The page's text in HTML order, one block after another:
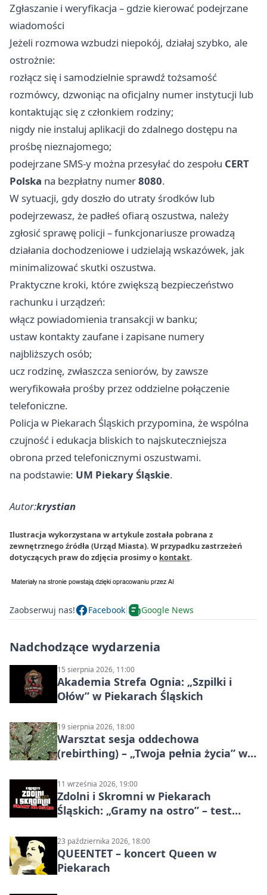
Zgłaszanie i weryfikacja – gdzie kierować podejrzane
wiadomości
Jeżeli rozmowa wzbudzi niepokój, działaj szybko, ale
ostrożnie:
rozłącz się i samodzielnie sprawdź tożsamość
rozmówcy, dzwoniąc na oficjalny numer instytucji lub
kontaktując się z członkiem rodziny;
nigdy nie instaluj aplikacji do zdalnego dostępu na
prośbę nieznajomego;
podejrzane SMS-y można przesyłać do zespołu CERT
Polska na bezpłatny numer8080.
W sytuacji, gdy doszło do utraty środków lub
podejrzewasz, że padłeś ofiarą oszustwa, należy
zgłosić sprawę policji – funkcjonariusze prowadzą
działania dochodzeniowe i udzielają wskazówek, jak
minimalizować skutki oszustwa.
Praktyczne kroki, które zwiększą bezpieczeństwo
rachunku i urządzeń:
włącz powiadomienia transakcji w banku;
ustaw kontakty zaufane i zapisane numery
najbliższych osób;
ucz rodzinę, zwłaszcza seniorów, by zawsze
weryfikowała prośby przez oddzielne połączenie
telefoniczne.
Policja w Piekarach Śląskich przypomina, że wspólna
czujność i edukacja bliskich to najskuteczniejsza
obrona przed telefonicznymi oszustwami.
na podstawie: UM Piekary Śląskie.
Autor:krystian
Ilustracja wykorzystana w artykule została pobrana z
zewnętrznego źródła (Urząd Miasta). W przypadku zastrzeżeń
dotyczących praw do zdjęcia prosimy o kontakt.
Zaobserwuj nas! Facebook Google News
Nadchodzące wydarzenia
15 sierpnia 2026, 11:00
Akademia Strefa Ognia: „Szpilki i
Ołów” w Piekarach Śląskich
19 sierpnia 2026, 18:00
Warsztat sesja oddechowa
(rebirthing) – „Twoja pełnia życia” w
11 września 2026, 19:00
Zdolni i Skromni w Piekarach
Śląskich: „Gramy na ostro” – test
23 października 2026, 18:00
QUEENTET – koncert Queen w
Piekarach